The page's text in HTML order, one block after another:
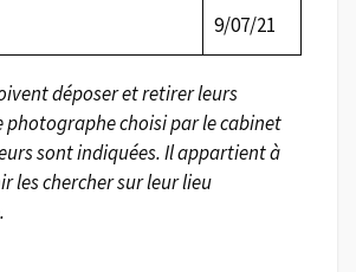
9/07/21
déposer et retirer leurs
photographe choisi par le cabinet
sont indiquées. Il appartient à
les chercher sur leur lieu